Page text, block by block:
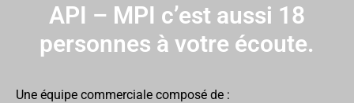
API – MPI c’est aussi 18
personnes à votre écoute.
Une équipe commerciale composé de :